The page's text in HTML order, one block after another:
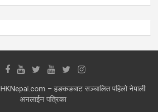
HKNepal.com – हङकङबाट सञ्चालित पहिलो नेपाली
अनलाईन पत्रिका